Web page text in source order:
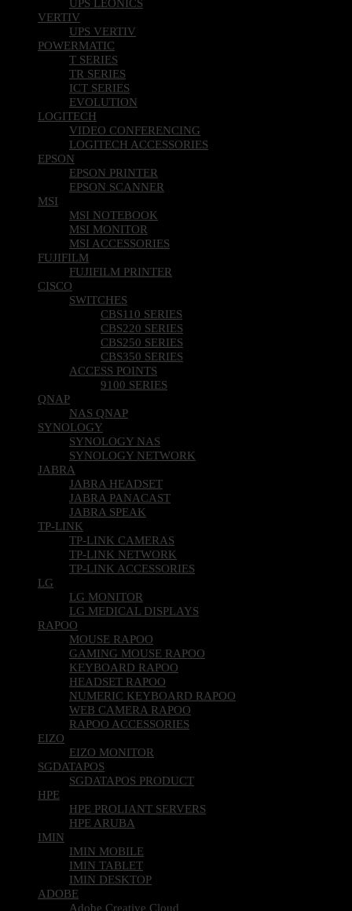
UPS LEONICS
VERTIV
UPS VERTIV
POWERMATIC
T SERIES
TR SERIES
ICT SERIES
EVOLUTION
LOGITECH
VIDEO CONFERENCING
LOGITECH ACCESSORIES
EPSON
EPSON PRINTER
EPSON SCANNER
MSI
MSI NOTEBOOK
MSI MONITOR
MSI ACCESSORIES
FUJIFILM
FUJIFILM PRINTER
CISCO
SWITCHES
CBS110 SERIES
CBS220 SERIES
CBS250 SERIES
CBS350 SERIES
ACCESS POINTS
9100 SERIES
QNAP
NAS QNAP
SYNOLOGY
SYNOLOGY NAS
SYNOLOGY NETWORK
JABRA
JABRA HEADSET
JABRA PANACAST
JABRA SPEAK
TP-LINK
TP-LINK CAMERAS
TP-LINK NETWORK
TP-LINK ACCESSORIES
LG
LG MONITOR
LG MEDICAL DISPLAYS
RAPOO
MOUSE RAPOO
GAMING MOUSE RAPOO
KEYBOARD RAPOO
HEADSET RAPOO
NUMERIC KEYBOARD RAPOO
WEB CAMERA RAPOO
RAPOO ACCESSORIES
EIZO
EIZO MONITOR
SGDATAPOS
SGDATAPOS PRODUCT
HPE
HPE PROLIANT SERVERS
HPE ARUBA
IMIN
IMIN MOBILE
IMIN TABLET
IMIN DESKTOP
ADOBE
Adobe Creative Cloud